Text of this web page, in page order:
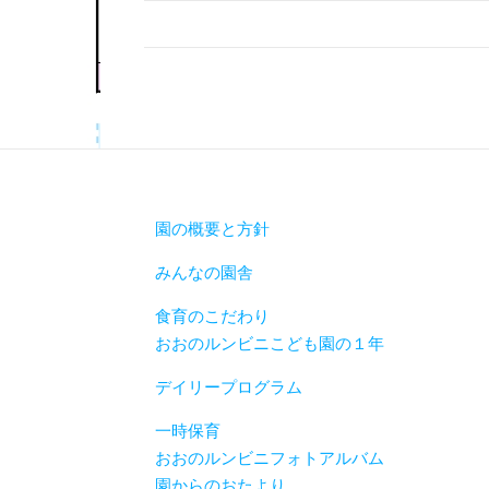
園の概要と方針
みんなの園舎
食育のこだわり
おおのルンビニこども園の１年
デイリープログラム
一時保育
おおのルンビニフォトアルバム